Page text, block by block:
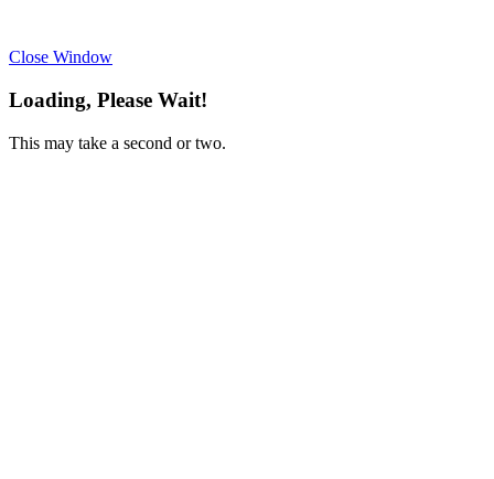
Close Window
Loading, Please Wait!
This may take a second or two.